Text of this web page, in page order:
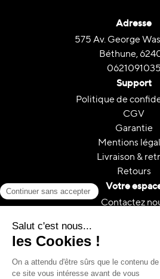
Adresse
575 Av. George
Béthune,
0621091035
Support
Politique de
CGV
Garantie
Mentions
Livraison &
Retours
Votre
Contactez
A propos
Le